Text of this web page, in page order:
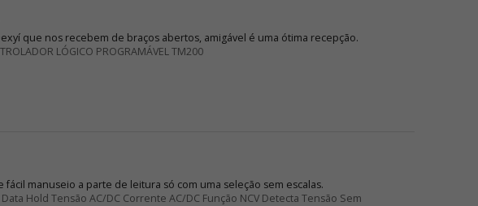
que nos recebem de braços abertos, amigável é uma ótima recepção.
LÓGICO PROGRAMÁVEL TM200
manuseio a parte de leitura só com uma seleção sem escalas.
Hold Tensão AC/DC Corrente AC/DC Função NCV Detecta Tensão Sem